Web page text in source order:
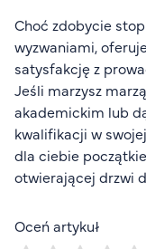
Choć zdobycie
wyzwaniami,
satysfakcję z
Jeśli marzysz
akademickim lub
kwalifikacji w
dla ciebie
otwierającej drzwi
Oceń artykuł